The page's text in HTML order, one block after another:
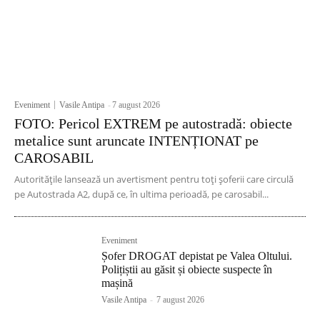
Eveniment Vasile Antipa -7 august 2026
FOTO: Pericol EXTREM pe autostradă: obiecte
metalice sunt aruncate INTENȚIONAT pe
CAROSABIL
Autoritățile lansează un avertisment pentru toți șoferii care circulă
pe Autostrada A2, după ce, în ultima perioadă, pe carosabil...
Eveniment
Șofer DROGAT depistat pe Valea Oltului.
Polițiștii au găsit și obiecte suspecte în
mașină
Vasile Antipa - 7 august 2026